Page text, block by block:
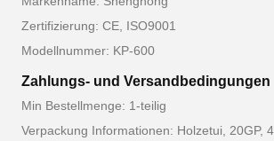
Zertifizierung: CE, ISO9001
Modellnummer: KP-600
Zahlungs- und Versandbedingungen
Min Bestellmenge: 1-teilig
Verpackung Informationen: Holzetui, 20GP,